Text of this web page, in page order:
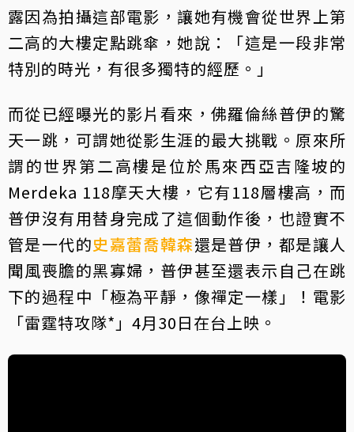
露因為拍攝這部電影，讓她有機會從世界上第
二高的大樓定點跳傘，她說：「這是一段非常
特別的時光，有很多獨特的經歷。」
而從已經曝光的影片看來，佛羅倫絲普伊的驚
天一跳，可謂她從影生涯的最大挑戰。原來所
謂的世界第二高樓是位於馬來西亞吉隆坡的
Merdeka 118摩天大樓，它有118層樓高，而
普伊沒有用替身完成了這個動作後，也證實不
管是一代的史嘉蕾喬韓森還是普伊，都是讓人
聞風喪膽的黑寡婦，普伊甚至還表示自己在跳
下的過程中「極為平靜，像禪定一樣」！電影
「雷霆特攻隊*」4月30日在台上映。